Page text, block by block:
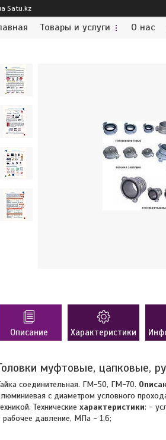
Satu.kz
Товары и услуги О нас
Описание Характеристики
муфтовые, цапковые,
соединительная. ГМ-50, ГМ-70.
с диаметром условного
Технические характеристики: -
рабочее давление, МПа - 1,6;